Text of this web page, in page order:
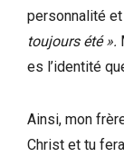
personnalité
toujours été ».
es l’identité
Ainsi, mon
Christ et tu